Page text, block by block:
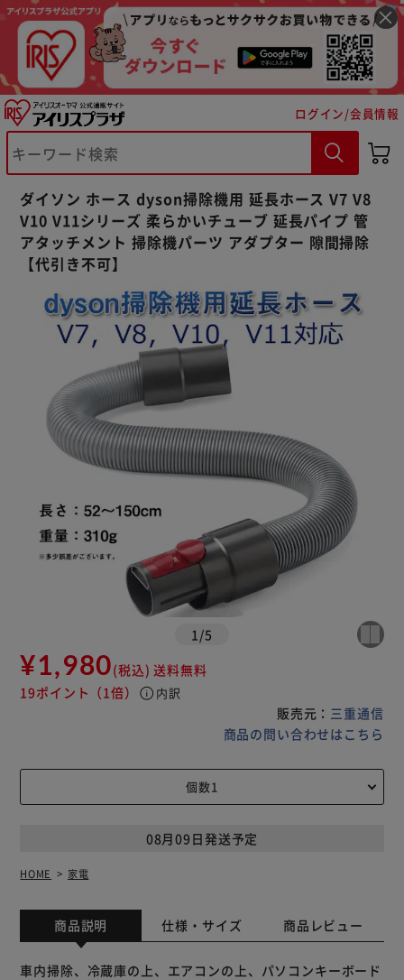
ログイン/会員情報
ダイソン ホース dyson掃除機用 延長ホース V7 V8
V10 V11シリーズ 柔らかいチューブ 延長パイプ 管
アタッチメント 掃除機パーツ アダプター 隙間掃除
【代引き不可】
1 /5
¥1,980(税込) 送料無料
19ポイント （1倍） info 内訳
販売元： 三重通信
商品の問い合わせはこちら
08月09日発送予定
HOME 家電
商品説明 仕様・サイズ 商品レビュー
車内掃除、冷蔵庫の上、エアコンの上、パソコンキーボード
※ご確認ください
購入手続きへ